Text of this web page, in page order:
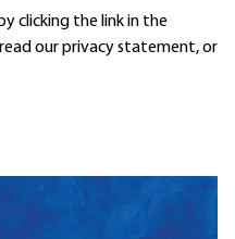
clicking the link in the
ourprivacy statement, or